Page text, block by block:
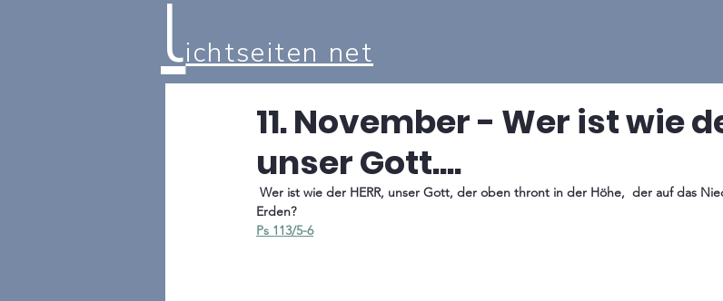
lichtseiten net
11. November - Wer ist wie
unser Gott....
Erden?
Ps 113/5-6